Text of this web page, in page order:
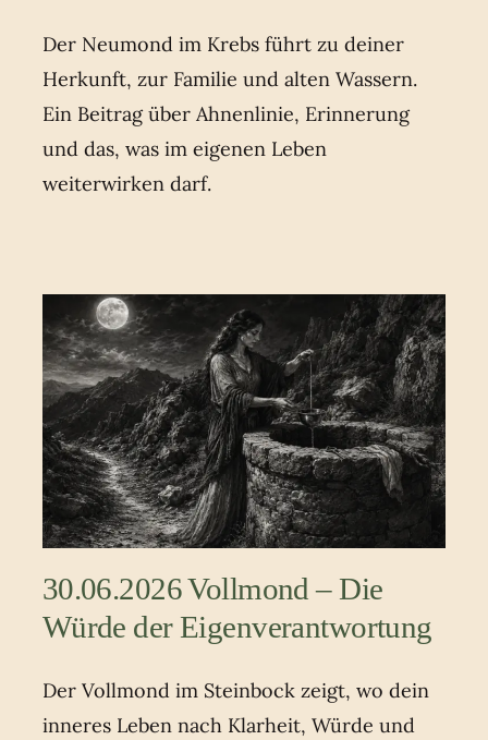
Der Neumond im Krebs führt zu deiner
Herkunft, zur Familie und alten Wassern.
Ein Beitrag über Ahnenlinie, Erinnerung
und das, was im eigenen Leben
weiterwirken darf.
30.06.2026 Vollmond – Die
Würde der Eigenverantwortung
Der Vollmond im Steinbock zeigt, wo dein
inneres Leben nach Klarheit, Würde und